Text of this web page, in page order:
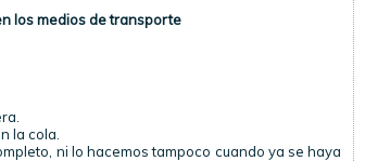
los medios de transporte
la cola.
ni lo hacemos tampoco cuando ya se haya